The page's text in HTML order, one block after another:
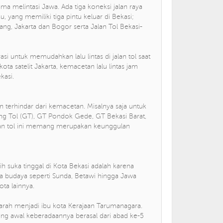
melintasi Jawa. Ada tiga koneksi jalan raya
yang memiliki tiga pintu keluar di Bekasi;
Jakarta dan Bogor serta Jalan Tol Bekasi-
untuk memudahkan lalu lintas di jalan tol saat
satelit Jakarta, kemacetan lalu lintas jam
terhindar dari kemacetan. Misalnya saja untuk
Tol (GT), GT Pondok Gede, GT Bekasi Barat,
tol ini memang merupakan keunggulan
suka tinggal di Kota Bekasi adalah karena
budaya seperti Sunda, Betawi hingga Jawa
lainnya.
menjadi ibu kota Kerajaan Tarumanagara.
awal keberadaannya berasal dari abad ke-5